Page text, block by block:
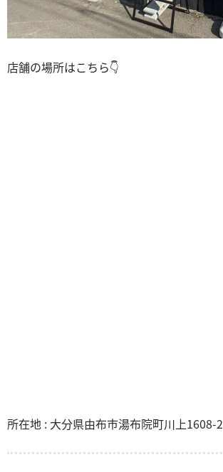
店舗の場所はこちら👇
所在地 : 大分県由布市湯布院町川上1608-2